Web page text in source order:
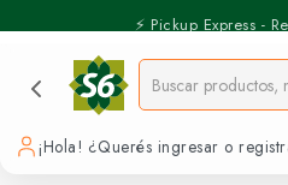
⚡️ Pickup Express -
¡Hola! ¿Querés ingresar o